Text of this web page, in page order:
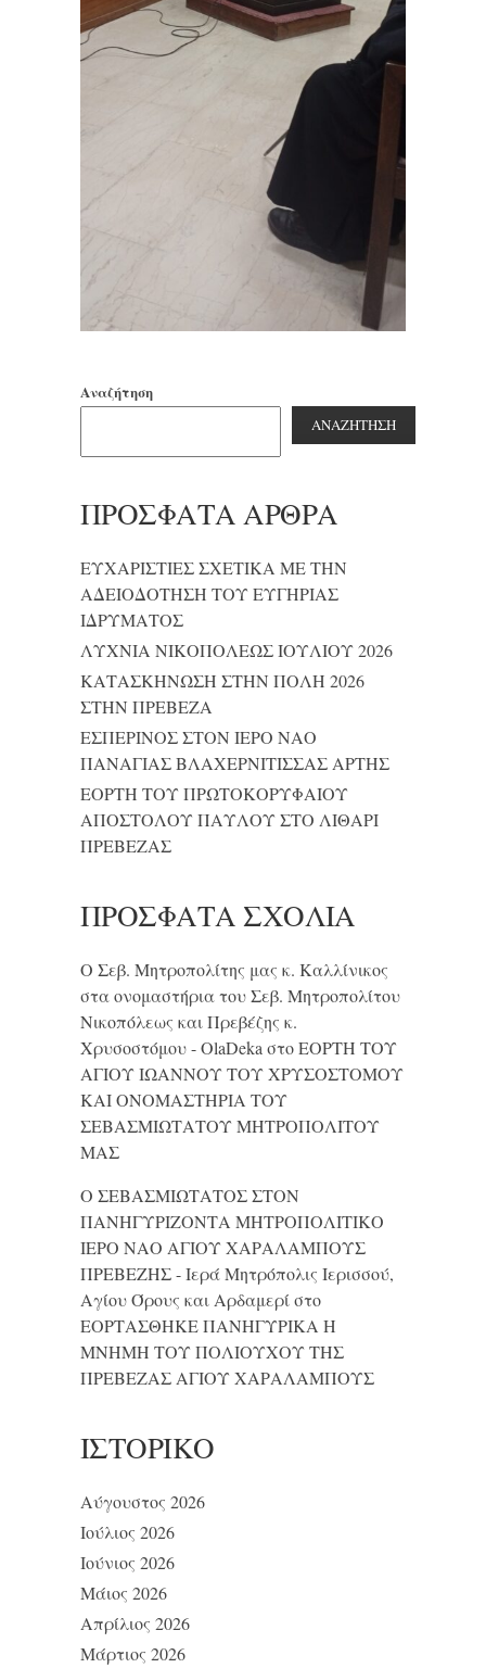
Αναζήτηση
ΑΝΑΖΉΤΗΣΗ
ΠΡΌΣΦΑΤΑ ΆΡΘΡΑ
ΕΥΧΑΡΙΣΤΙΕΣ ΣΧΕΤΙΚΑ ΜΕ ΤΗΝ
ΑΔΕΙΟΔΟΤΗΣΗ ΤΟΥ ΕΥΓΗΡΙΑΣ
ΙΔΡΥΜΑΤΟΣ
ΛΥΧΝΙΑ ΝΙΚΟΠΟΛΕΩΣ ΙΟΥΛΙΟΥ 2026
ΚΑΤΑΣΚΗΝΩΣΗ ΣΤΗΝ ΠΟΛΗ 2026
ΣΤΗΝ ΠΡΕΒΕΖΑ
ΕΣΠΕΡΙΝΟΣ ΣΤΟΝ ΙΕΡΟ ΝΑΟ
ΠΑΝΑΓΙΑΣ ΒΛΑΧΕΡΝΙΤΙΣΣΑΣ ΑΡΤΗΣ
ΕΟΡΤΗ ΤΟΥ ΠΡΩΤΟΚΟΡΥΦΑΙΟΥ
ΑΠΟΣΤΟΛΟΥ ΠΑΥΛΟΥ ΣΤΟ ΛΙΘΑΡΙ
ΠΡΕΒΕΖΑΣ
ΠΡΌΣΦΑΤΑ ΣΧΌΛΙΑ
Ο Σεβ. Μητροπολίτης μας κ. Καλλίνικος
στα ονομαστήρια του Σεβ. Μητροπολίτου
Νικοπόλεως και Πρεβέζης κ.
Χρυσοστόμου - OlaDeka στοΕΟΡΤΗ ΤΟΥ
ΑΓΙΟΥ ΙΩΑΝΝΟΥ ΤΟΥ ΧΡΥΣΟΣΤΟΜΟΥ
ΚΑΙ ONΟΜΑΣΤΗΡΙΑ ΤΟΥ
ΣΕΒΑΣΜΙΩΤΑΤΟΥ ΜΗΤΡΟΠΟΛΙΤΟΥ
ΜΑΣ
Ο ΣΕΒΑΣΜΙΩΤΑΤΟΣ ΣΤΟΝ
ΠΑΝΗΓΥΡΙΖΟΝΤΑ ΜΗΤΡΟΠΟΛΙΤΙΚΟ
ΙΕΡΟ ΝΑΟ ΑΓΙΟΥ ΧΑΡΑΛΑΜΠΟΥΣ
ΠΡΕΒΕΖΗΣ - Ιερά Μητρόπολις Ιερισσού,
Αγίου Όρους και Αρδαμερίστο
ΕΟΡΤΑΣΘΗΚΕ ΠΑΝΗΓΥΡΙΚΑ Η
ΜΝΗΜΗ ΤΟΥ ΠΟΛΙΟΥΧΟΥ ΤΗΣ
ΠΡΕΒΕΖΑΣ ΑΓΙΟΥ ΧΑΡΑΛΑΜΠΟΥΣ
ΙΣΤΟΡΙΚΌ
Αύγουστος 2026
Ιούλιος 2026
Ιούνιος 2026
Μάιος 2026
Απρίλιος 2026
Μάρτιος 2026